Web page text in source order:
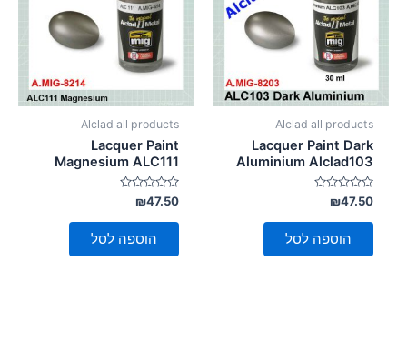
האפשרויות
Alclad all products
Lacquer Paint Dark
Aluminium Alclad103
דורג
0
מתוך
₪47.50
הוספה לסל
Alclad all products
Lacquer Paint
Magnesium ALC111
דורג
0
מתוך
₪47.50
הוספה לסל